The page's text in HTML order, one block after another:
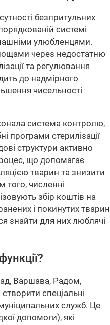
безпритульних
системі
улюбленцями.
через недостатню
та регулювання
до надмірного
чисельності
система контролю,
стерилізації
структури активно
що допомагає
тварин та знизити
того, численні
збір коштів на
і покинутих тварин
знайти для них люблячі
Варшава, Радом,
спеціальні
служб. Це
допомоги), які